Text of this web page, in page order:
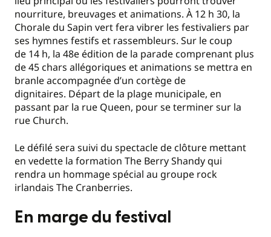
nourriture, breuvages et animations. À 12 h 30, la
Chorale du Sapin vert fera vibrer les festivaliers par
ses hymnes festifs et rassembleurs. Sur le coup
de 14 h, la 48e édition de la parade comprenant plus
de 45 chars allégoriques et animations se mettra en
branle accompagnée d’un cortège de
dignitaires. Départ de la plage municipale, en
passant par la rue Queen, pour se terminer sur la
rue Church.
Le défilé sera suivi du spectacle de clôture mettant
en vedette la formation The Berry Shandy qui
rendra un hommage spécial au groupe rock
irlandais The Cranberries.
En marge du festival